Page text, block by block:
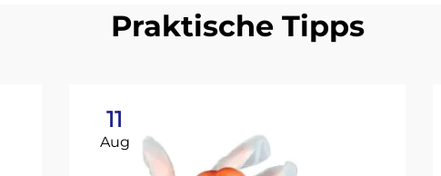
Praktische Tipps
11
Aug